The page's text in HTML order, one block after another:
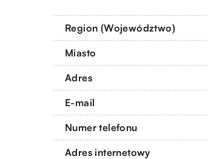
Region (Województwo)
Miasto
Adres
E-mail
Numer telefonu
Adres internetowy